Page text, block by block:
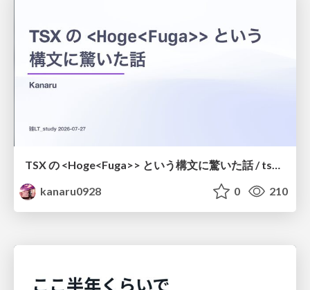
TSX の <Hoge<Fuga>> という構文に驚いた話 / tsx-type-argument-syntax
kanaru0928
0 210